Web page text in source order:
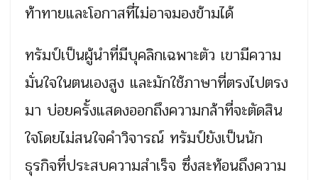
ท้าทายและโอกาสที่ไม่อาจมองข้ามได้
ทรัมป์เป็นผู้นำที่มีบุคลิกเฉพาะตัว เขามีความ
มั่นใจในตนเองสูง และมักใช้ภาษาที่ตรงไปตรง
มา บ่อยครั้งแสดงออกถึงความกล้าที่จะตัดสิน
ใจโดยไม่สนใจคำวิจารณ์ ทรัมป์ยังเป็นนัก
ธุรกิจที่ประสบความสำเร็จ ซึ่งสะท้อนถึงความ